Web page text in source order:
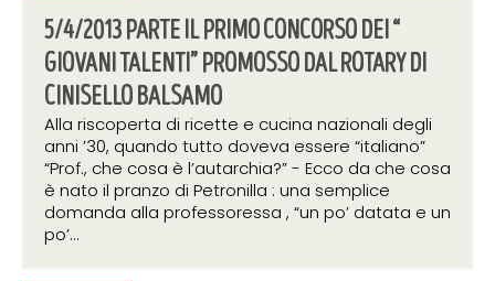
5/4/2013 PARTE IL PRIMO CONCORSO DEI “
GIOVANI TALENTI” PROMOSSO DAL ROTARY DI
CINISELLO BALSAMO
Alla riscoperta di ricette e cucina nazionali degli
anni ’30, quando tutto doveva essere “italiano”
“Prof., che cosa è l’autarchia?” - Ecco da che cosa
è nato il pranzo di Petronilla : una semplice
domanda alla professoressa , “un po’ datata e un
po’...